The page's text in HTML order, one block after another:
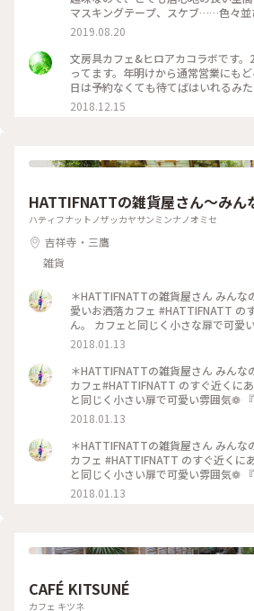
マスキングテープ、スケブ……色々並
書きできるランチマットも。各席に
アカデミックな文具かと思いきや、
系でした。それは人を選ぶかも？ も
でずっと居られるカフェでした。 写
リュレ。 レジは、食事も文房具も一
います。 アニメやマンガとのコラボ
ね #カフェ #東京 #都内 #文房具カフ
2019.08.20
文房具カフェ&ヒロアカコラボです
ってます。年明けから通常営業にも
日は予約なくても待てばはいれるみたいでした
ェ ＃ヒーローアカデミア
2018.12.15
HATTIFNATTの雑貨屋さん〜みん
店〜
ハティフナットノザッカヤサンミンナノオミセ
吉祥寺・三鷹
雑貨
＊HATTIFNATTの雑貨屋さん みんな
愛いお洒落カフェ #HATTIFNATT の
ん。 カフェと同じく小さな扉で可愛
店』とあるように いろんな作家さん
詰まったオリジナル雑貨は 可愛い小
まで… すごいな〜可愛いな〜とワク
物が多いと大変ですが ほっこり癒さ
#雑貨#可愛い#癒し#ほっこり #カラ
2018.01.13
＊HATTIFNATTの雑貨屋さん みんな
カフェ#HATTIFNATT のすぐ近くに
と同じく小さい扉で可愛い雰囲気❁
うに 沢山の作家さんたちのお店です
った雑貨たち。 可愛らしい小物から
まで様々。 店内は狭いので荷物が多
癒される空間でした♪ #吉祥寺#雑貨#
カラフル#プレゼント#ことりっぷ東京
2018.01.13
＊HATTIFNATTの雑貨屋さん みんな
カフェ #HATTIFNATT のすぐ近くに
と同じく小さい扉で可愛い雰囲気❁
沢山の作家さんたちのお店です⑅︎◡̈︎*
雑貨たち。 可愛らしい小物から 大人
フル#プレゼント#ことりっぷ東京
2018.01.13
CAFÉ KITSUNÉ
カフェ キツネ